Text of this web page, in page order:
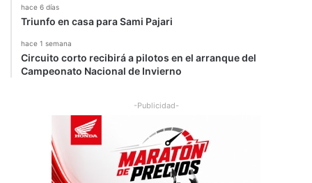
hace 6 días
Triunfo en casa para Sami Pajari
hace 1 semana
Circuito corto recibirá a pilotos en el arranque del
Campeonato Nacional de Invierno
-Publicidad-